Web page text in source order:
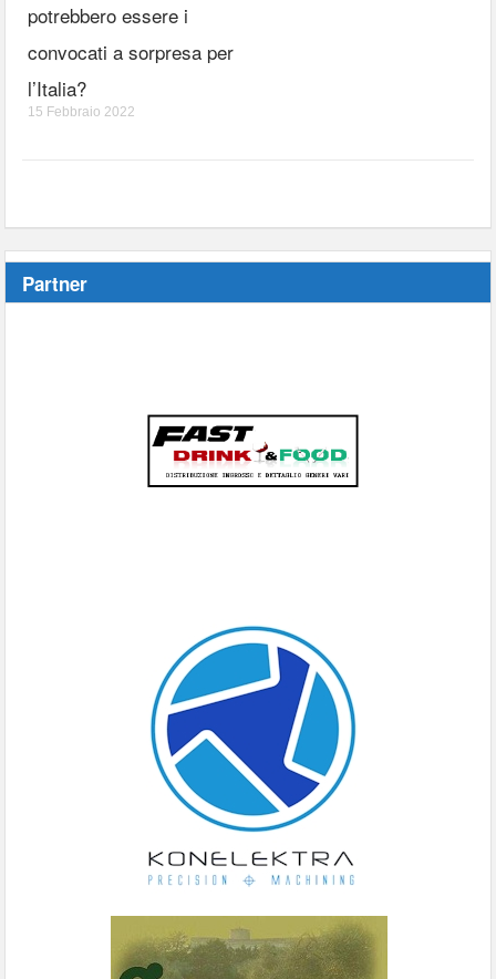
potrebbero essere i
convocati a sorpresa per
l’Italia?
15 Febbraio 2022
Partner